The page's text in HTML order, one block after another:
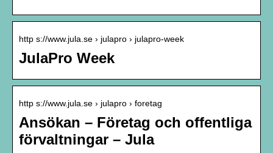
http s://www.jula.se › julapro › julapro-week
JulaPro Week
http s://www.jula.se › julapro › foretag
Ansökan – Företag och offentliga
förvaltningar – Jula